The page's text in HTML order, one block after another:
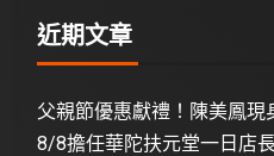
近期文章
父親節優惠獻禮！陳美鳳現
8/8擔任華陀扶元堂一日店